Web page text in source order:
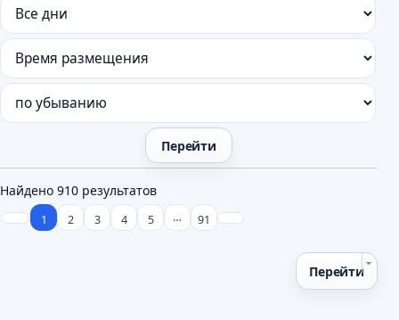
Найдено 910 результатов
1 2 3 4 5 … 91
Перейти